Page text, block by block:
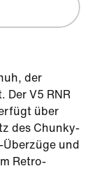
der
Der V5 RNR
über
des Chunky-
und
Retro-